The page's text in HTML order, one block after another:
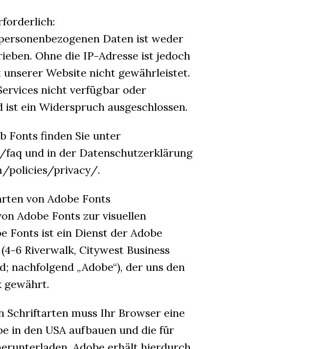
Daten ist weder
Ohne die IP-Adresse ist jedoch
Website nicht gewährleistet.
nicht verfügbar oder
ein Widerspruch ausgeschlossen.
Fonts finden Sie unter
und in der Datenschutzerklärung
policies/privacy/.
von Adobe Fonts
Adobe Fonts zur visuellen
Fonts ist ein Dienst der Adobe
6 Riverwalk, Citywest Business
nachfolgend „Adobe“), der uns den
gewährt.
Schriftarten muss Ihr Browser eine
in den USA aufbauen und die für